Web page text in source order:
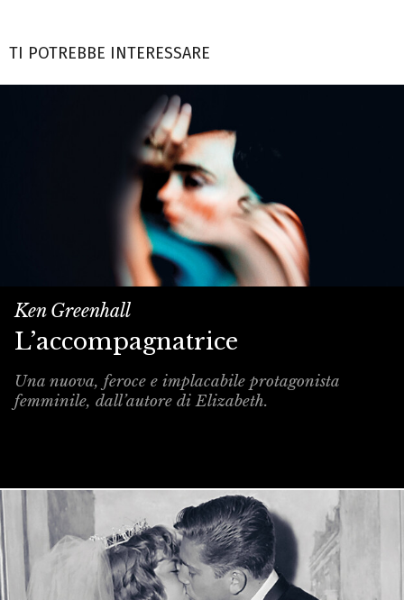
TI POTREBBE INTERESSARE
Ken Greenhall
L’accompagnatrice
Una nuova, feroce e implacabile protagonista
femminile, dall’autore di Elizabeth.